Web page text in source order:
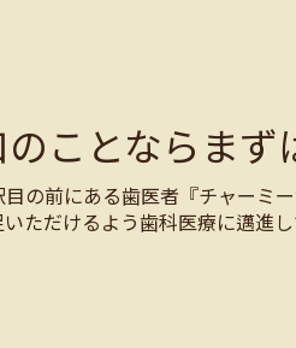
ことならまず
の前にある歯医者『チャーミ
ただけるよう歯科医療に邁進